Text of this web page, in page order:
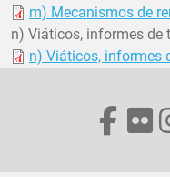
m) Mecanismos de
n) Viáticos, informes
n) Viáticos, informes